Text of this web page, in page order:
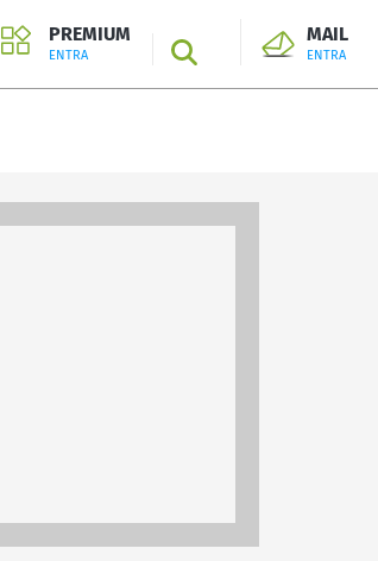
PREMIUM
ENTRA SEARCH
MAIL
ENTRA